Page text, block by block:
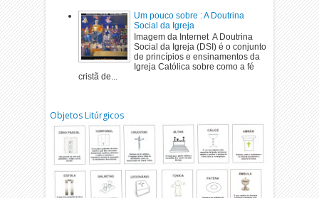
Um pouco sobre : A Doutrina
Social da Igreja
Imagem da Internet A Doutrina
Social da Igreja (DSI) é o conjunto
de princípios e ensinamentos da
Igreja Católica sobre como a fé
cristã de...
Objetos Litúrgicos